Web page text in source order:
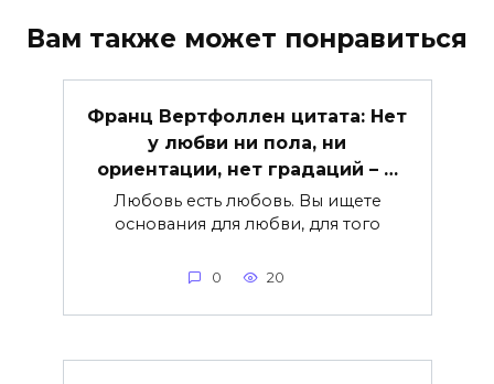
Вам также может понравиться
Франц Вертфоллен цитата: Нет
у любви ни пола, ни
ориентации, нет градаций – …
Любовь есть любовь. Вы ищете
основания для любви, для того
0 20